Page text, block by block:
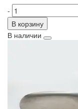
-
В корзину
В наличии